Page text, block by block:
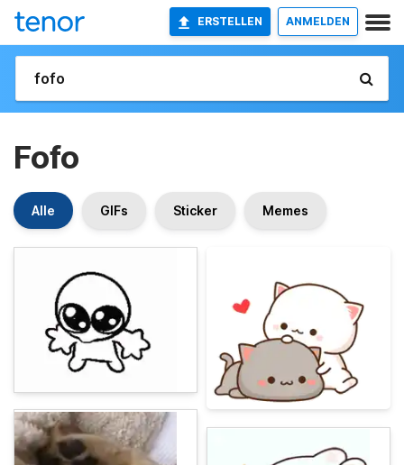
ERSTELLEN ANMELDEN
Fofo
Alle GIFs Sticker Memes